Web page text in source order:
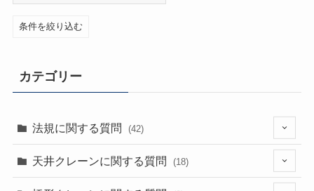
条件を絞り込む
カテゴリー
法規に関する質問 (42)
(1)
天井クレーンに関する質問 (18)